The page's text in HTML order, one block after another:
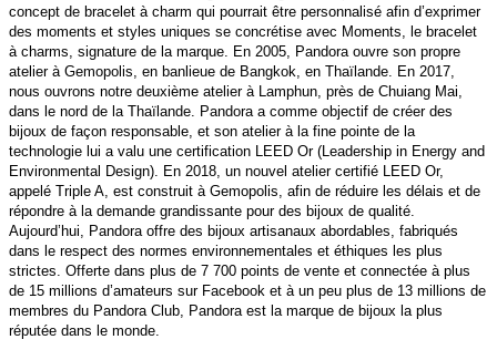
concept de bracelet à charm qui pourrait être personnalisé afin d’exprimer
des moments et styles uniques se concrétise avec Moments, le bracelet
à charms, signature de la marque. En 2005, Pandora ouvre son propre
atelier à Gemopolis, en banlieue de Bangkok, en Thaïlande. En 2017,
nous ouvrons notre deuxième atelier à Lamphun, près de Chuiang Mai,
dans le nord de la Thaïlande. Pandora a comme objectif de créer des
bijoux de façon responsable, et son atelier à la fine pointe de la
technologie lui a valu une certification LEED Or (Leadership in Energy and
Environmental Design). En 2018, un nouvel atelier certifié LEED Or,
appelé Triple A, est construit à Gemopolis, afin de réduire les délais et de
répondre à la demande grandissante pour des bijoux de qualité.
Aujourd’hui, Pandora offre des bijoux artisanaux abordables, fabriqués
dans le respect des normes environnementales et éthiques les plus
strictes. Offerte dans plus de 7 700 points de vente et connectée à plus
de 15 millions d’amateurs sur Facebook et à un peu plus de 13 millions de
membres du Pandora Club, Pandora est la marque de bijoux la plus
réputée dans le monde.